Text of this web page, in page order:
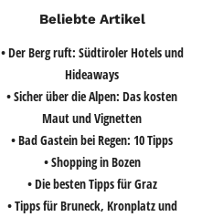
Beliebte Artikel
• Der Berg ruft: Südtiroler Hotels und
Hideaways
• Sicher über die Alpen: Das kosten
Maut und Vignetten
• Bad Gastein bei Regen: 10 Tipps
• Shopping in Bozen
• Die besten Tipps für Graz
• Tipps für Bruneck, Kronplatz und